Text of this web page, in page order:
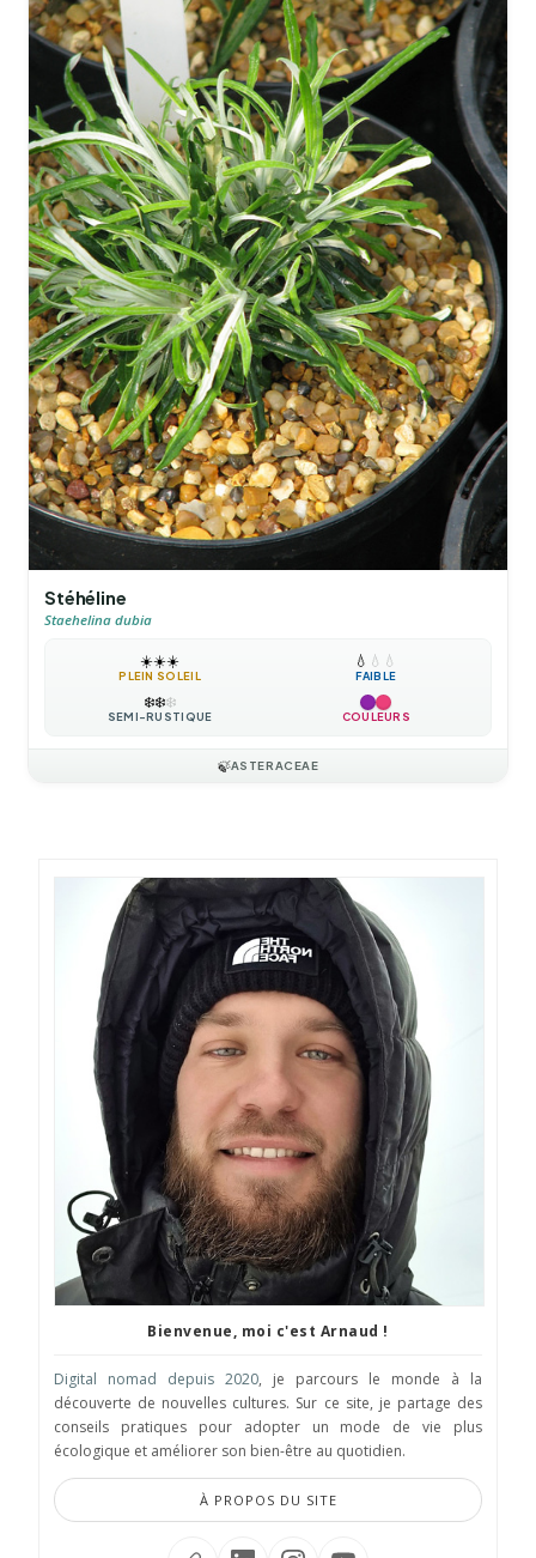
Stéhéline
Staehelina dubia
☀️☀️☀️
PLEIN SOLEIL
💧 💧 💧
FAIBLE
❄️❄️❄️
SEMI-RUSTIQUE COULEURS
🍃ASTERACEAE
Bienvenue, moi c'est Arnaud !
Digital nomad depuis 2020, je parcours le monde à la
découverte de nouvelles cultures. Sur ce site, je partage des
conseils pratiques pour adopter un mode de vie plus
écologique et améliorer son bien-être au quotidien.
À PROPOS DU SITE